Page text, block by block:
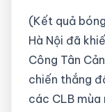
(Kết quả
Hà Nội đã
Công Tân
chiến thắng
các CLB mùa